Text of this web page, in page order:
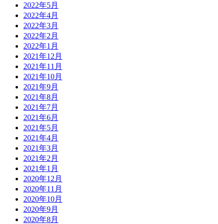
2022年5月
2022年4月
2022年3月
2022年2月
2022年1月
2021年12月
2021年11月
2021年10月
2021年9月
2021年8月
2021年7月
2021年6月
2021年5月
2021年4月
2021年3月
2021年2月
2021年1月
2020年12月
2020年11月
2020年10月
2020年9月
2020年8月